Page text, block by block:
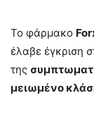
Το φάρμακο
έλαβε έγκριση
της
μειωμένο